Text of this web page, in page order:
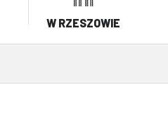
W RZESZOWIE